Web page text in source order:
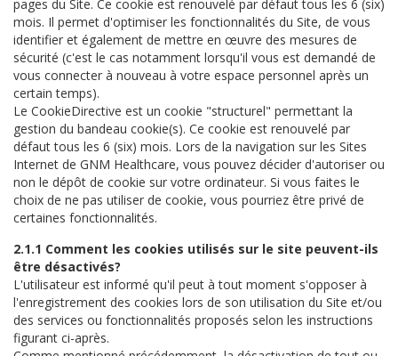
pages du Site. Ce cookie est renouvelé par défaut tous les 6 (six)
mois. Il permet d'optimiser les fonctionnalités du Site, de vous
identifier et également de mettre en œuvre des mesures de
sécurité (c'est le cas notamment lorsqu'il vous est demandé de
vous connecter à nouveau à votre espace personnel après un
certain temps).
Le CookieDirective est un cookie "structurel" permettant la
gestion du bandeau cookie(s). Ce cookie est renouvelé par
défaut tous les 6 (six) mois. Lors de la navigation sur les Sites
Internet de GNM Healthcare, vous pouvez décider d'autoriser ou
non le dépôt de cookie sur votre ordinateur. Si vous faites le
choix de ne pas utiliser de cookie, vous pourriez être privé de
certaines fonctionnalités.
2.1.1 Comment les cookies utilisés sur le site peuvent-ils
être désactivés?
L'utilisateur est informé qu'il peut à tout moment s'opposer à
l'enregistrement des cookies lors de son utilisation du Site et/ou
des services ou fonctionnalités proposés selon les instructions
figurant ci-après.